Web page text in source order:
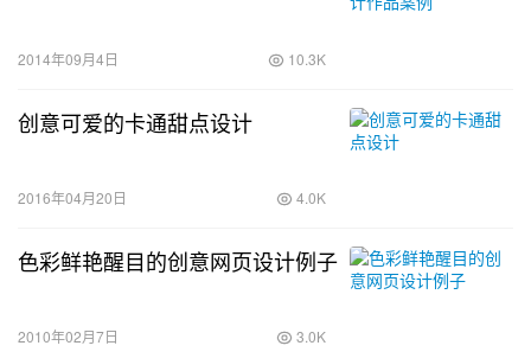
2014年09月4日 10.3K
创意可爱的卡通甜点设计
2016年04月20日 4.0K
色彩鲜艳醒目的创意网页设计例子
2010年02月7日 3.0K